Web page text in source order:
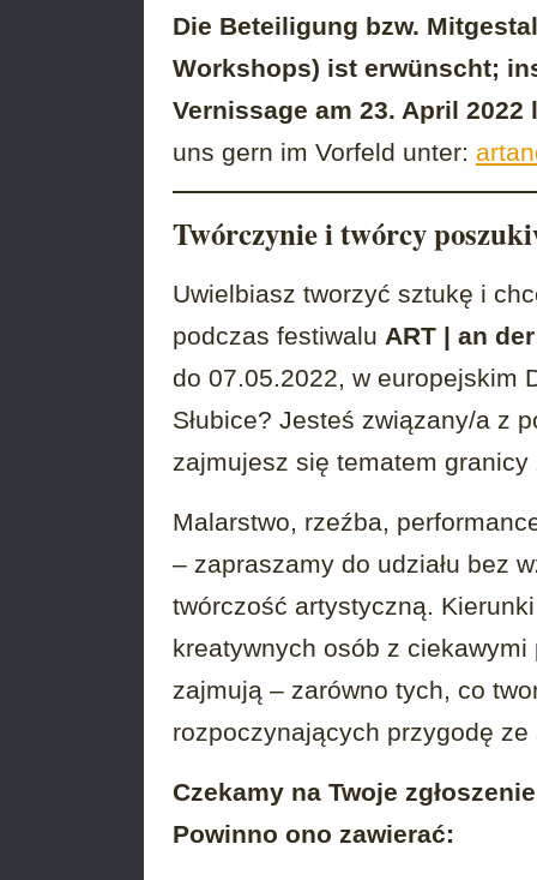
Die Beteiligung bzw.
Workshops) ist erwünscht;
Vernissage am 23. April 2022
uns gern im Vorfeld unter:
Twórczynie i twórcy
Uwielbiasz tworzyć sztukę i
podczas festiwalu ART | an
do 07.05.2022, w europejskim
Słubice? Jesteś związany/a z
zajmujesz się tematem
Malarstwo, rzeźba,
– zapraszamy do udziału bez
twórczość artystyczną.
kreatywnych osób z
zajmują – zarówno tych, co
rozpoczynających przygodę ze
Czekamy na Twoje
Powinno ono zawierać: